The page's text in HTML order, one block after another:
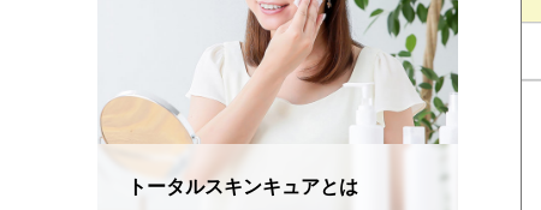
トータルスキンキュアとは